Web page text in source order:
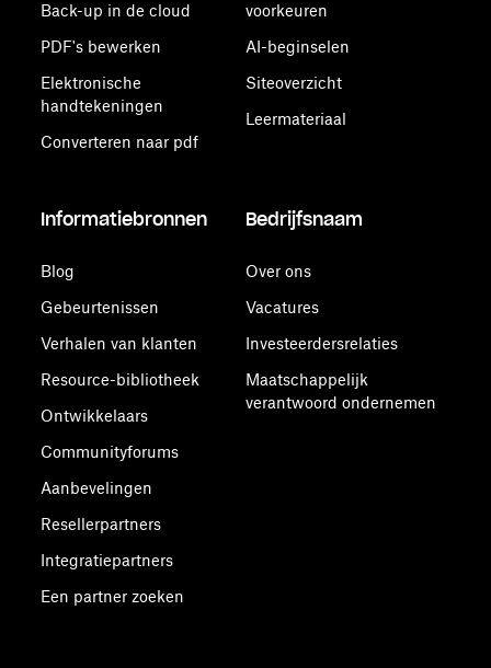
Back-up in de cloud
PDF's bewerken
Elektronische
handtekeningen
Converteren naar pdf
voorkeuren
AI-beginselen
Siteoverzicht
Leermateriaal
Informatiebronnen
Blog
Gebeurtenissen
Verhalen van klanten
Resource-bibliotheek
Ontwikkelaars
Communityforums
Aanbevelingen
Resellerpartners
Integratiepartners
Een partner zoeken
Bedrijfsnaam
Over ons
Vacatures
Investeerdersrelaties
Maatschappelijk
verantwoord ondernemen